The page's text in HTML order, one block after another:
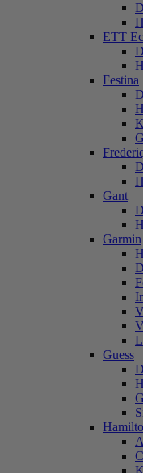
ETT
Festina
Gant
Garmin
Guess